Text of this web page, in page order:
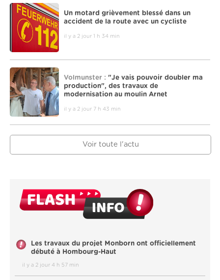
Un motard grièvement blessé dans un
accident de la route avec un cycliste
il y a 2 jour 1 h 34 min
Volmunster : "Je vais pouvoir doubler ma
production", des travaux de
modernisation au moulin Arnet
il y a 2 jour 7 h 43 min
Voir toute l'actu
Les travaux du projet Monborn ont officiellement
débuté à Hombourg-Haut
il y a 2 jour 4 h 57 min